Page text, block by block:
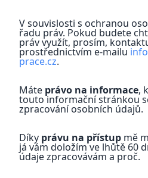
V souvislosti s ochranou
řadu práv. Pokud budete
práv využít, prosím,
prostřednictvím e-mailu
prace.cz.
Máte právo na informace,
touto informační stránkou
zpracování osobních údajů.
Díky právu na přístup mě
já vám doložím ve lhůtě 60
údaje zpracovávám a proč.